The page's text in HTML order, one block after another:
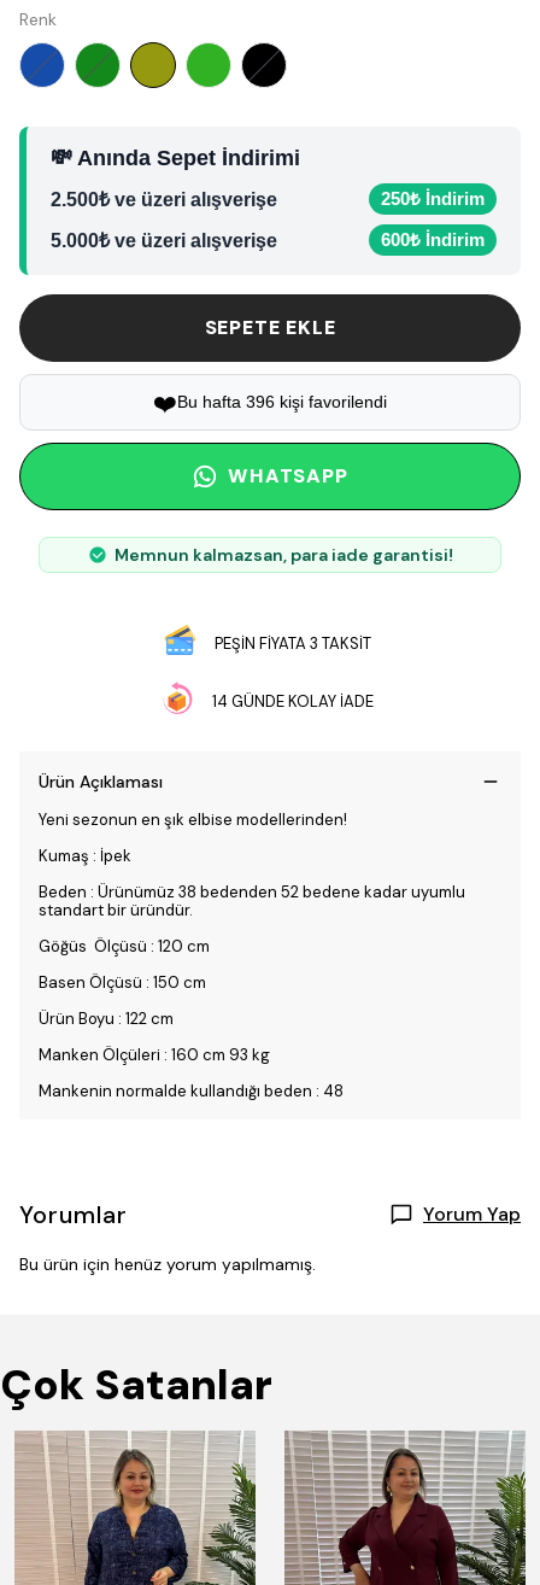
Renk
💸 Anında Sepet İndirimi
2.500₺ ve üzeri alışverişe 250₺ İndirim
5.000₺ ve üzeri alışverişe 600₺ İndirim
SEPETE EKLE
❤️Bu hafta 396 kişi favorilendi
WHATSAPP
Memnun kalmazsan, para iade garantisi!
PEŞİN FİYATA 3 TAKSİT
14 GÜNDE KOLAY İADE
Ürün Açıklaması
Yeni sezonun en şık elbise modellerinden!
Kumaş : İpek
Beden : Ürünümüz 38 bedenden 52 bedene kadar uyumlu
standart bir üründür.
Göğüs Ölçüsü : 120 cm
Basen Ölçüsü : 150 cm
Ürün Boyu : 122 cm
Manken Ölçüleri : 160 cm 93 kg
Mankenin normalde kullandığı beden : 48
Yorumlar Yorum Yap
Bu ürün için henüz yorum yapılmamış.
Çok Satanlar